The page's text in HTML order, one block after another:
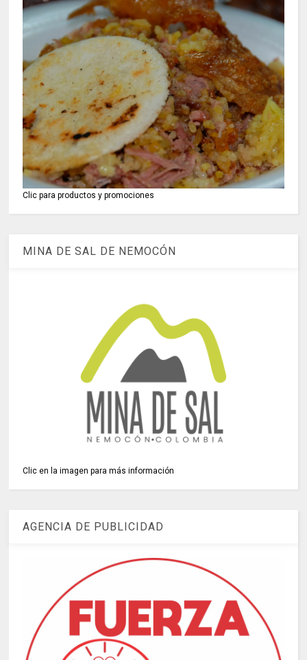
Clic para productos y promociones
MINA DE SAL DE NEMOCÓN
Clic en la imagen para más información
AGENCIA DE PUBLICIDAD